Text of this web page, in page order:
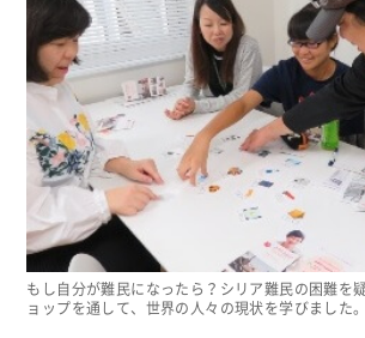
もし自分が難民になったら？シリア難民の困難を
ョップを通して、世界の人々の現状を学びました。